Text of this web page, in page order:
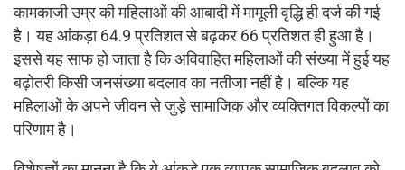
कामकाजी उम्र की महिलाओं की आबादी में मामूली वृद्धि ही दर्ज की गई
है। यह आंकड़ा 64.9 प्रतिशत से बढ़कर 66 प्रतिशत ही हुआ है।
इससे यह साफ हो जाता है कि अविवाहित महिलाओं की संख्या में हुई यह
बढ़ोतरी किसी जनसंख्या बदलाव का नतीजा नहीं है। बल्कि यह
महिलाओं के अपने जीवन से जुड़े सामाजिक और व्यक्तिगत विकल्पों का
परिणाम है।